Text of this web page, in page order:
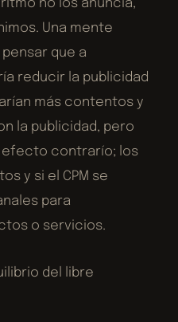
no los anuncia,
Una mente
que a
reducir la publicidad
más contentos y
la publicidad, pero
efecto contrarío; los
y si el CPM se
para
o servicios.
del libre